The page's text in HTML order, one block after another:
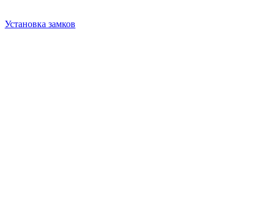
Установка замков